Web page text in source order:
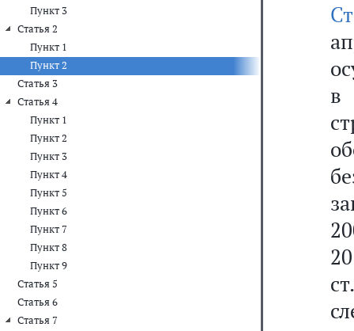
Пункт 3
Статья 2
Пункт 1
Пункт 2
Статья 3
Статья 4
Пункт 1
Пункт 2
Пункт 3
Пункт 4
Пункт 5
Пункт 6
Пункт 7
Пункт 8
Пункт 9
Статья 5
Статья 6
Статья 7
в